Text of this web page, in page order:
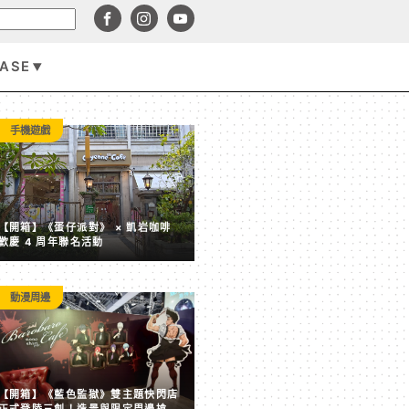
戲資訊
俠盜獵車手 6》加長版預告 8 月 27 日登場 罕見由
佔首播 6 小時
開箱】《蛋仔派對》 × 凱岩咖啡
慶 4 周年聯名活動
手機遊戲
開箱】《藍色監獄》雙主題快閃店
動漫周邊